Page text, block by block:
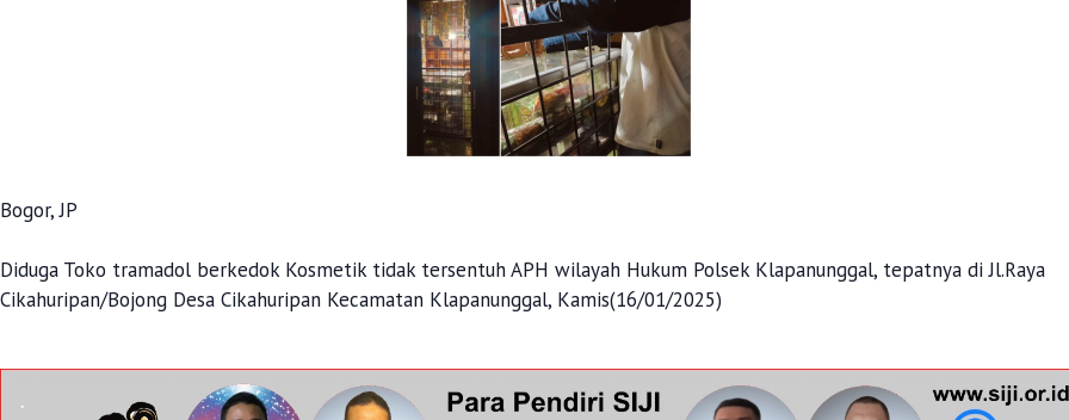
Bogor, JP
Diduga Toko tramadol berkedok Kosmetik tidak tersentuh APH wilayah Hukum Polsek Klapanunggal, tepatnya di Jl.Raya
Cikahuripan/Bojong Desa Cikahuripan Kecamatan Klapanunggal, Kamis(16/01/2025)